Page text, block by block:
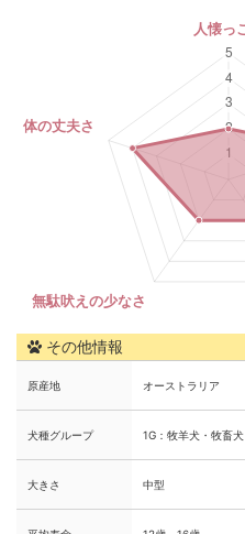
その他情報
原産地 オーストラリア
犬種グループ 1G：牧羊犬・牧畜犬
大きさ 中型